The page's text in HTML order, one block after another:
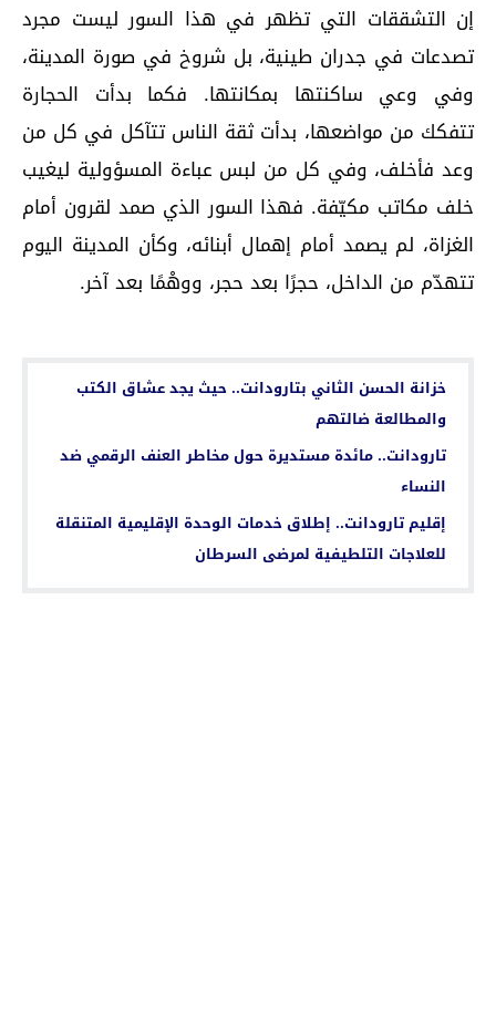
إن التشققات التي تظهر في هذا السور ليست مجرد
تصدعات في جدران طينية، بل شروخ في صورة المدينة،
وفي وعي ساكنتها بمكانتها. فكما بدأت الحجارة
تتفكك من مواضعها، بدأت ثقة الناس تتآكل في كل من
وعد فأخلف، وفي كل من لبس عباءة المسؤولية ليغيب
خلف مكاتب مكيّفة. فهذا السور الذي صمد لقرون أمام
الغزاة، لم يصمد أمام إهمال أبنائه، وكأن المدينة اليوم
تتهدّم من الداخل، حجرًا بعد حجر، ووهْمًا بعد آخر.
خزانة الحسن الثاني بتارودانت.. حيث يجد عشاق الكتب
والمطالعة ضالتهم
تارودانت.. مائدة مستديرة حول مخاطر العنف الرقمي ضد
النساء
إقليم تارودانت.. إطلاق خدمات الوحدة الإقليمية المتنقلة
للعلاجات التلطيفية لمرضى السرطان